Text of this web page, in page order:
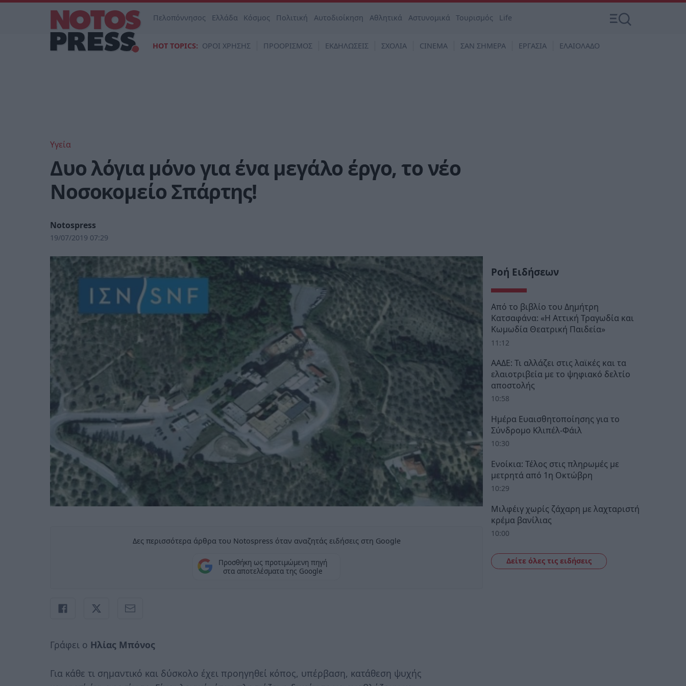
Πελοπόννησος Ελλάδα Κόσμος Πολιτική Αυτοδιοίκηση Αθλητικά Αστυνομικά Τουρισμός Life
HOT TOPICS: ΟΡΟΙ ΧΡΗΣΗΣ ΠΡΟΟΡΙΣΜΟΣ ΕΚΔΗΛΩΣΕΙΣ ΣΧΟΛΙΑ CINEMA ΣΑΝ ΣΗΜΕΡΑ ΕΡΓΑΣΙΑ ΕΛΑΙΟΛΑΔΟ
Υγεία
Δυο λόγια μόνο για ένα μεγάλο έργο, το νέο
Νοσοκομείο Σπάρτης!
Notospress
19/07/2019 07:29
Δες περισσότερα άρθρα του Notospress όταν αναζητάς ειδήσεις στη Google
Προσθήκη ως προτιμώμενη πηγή
στα αποτελέσματα της Google
Γράφει ο Ηλίας Μπόνος
Για κάθε τι σημαντικό και δύσκολο έχει προηγηθεί κόπος, υπέρβαση, κατάθεση ψυχής
Ροή Ειδήσεων
Από το βιβλίο του Δημήτρη
Κατσαφάνα: «Η Αττική Τραγωδία και
Κωμωδία Θεατρική Παιδεία»
11:12
ΑΑΔΕ: Τι αλλάζει στις λαϊκές και τα
ελαιοτριβεία με το ψηφιακό δελτίο
αποστολής
10:58
Ημέρα Ευαισθητοποίησης για το
Σύνδρομο Κλιπέλ-Φάιλ
10:30
Ενοίκια: Τέλος στις πληρωμές με
μετρητά από 1η Οκτώβρη
10:29
Μιλφέιγ χωρίς ζάχαρη με λαχταριστή
κρέμα βανίλιας
10:00
Δείτε όλες τις ειδήσεις